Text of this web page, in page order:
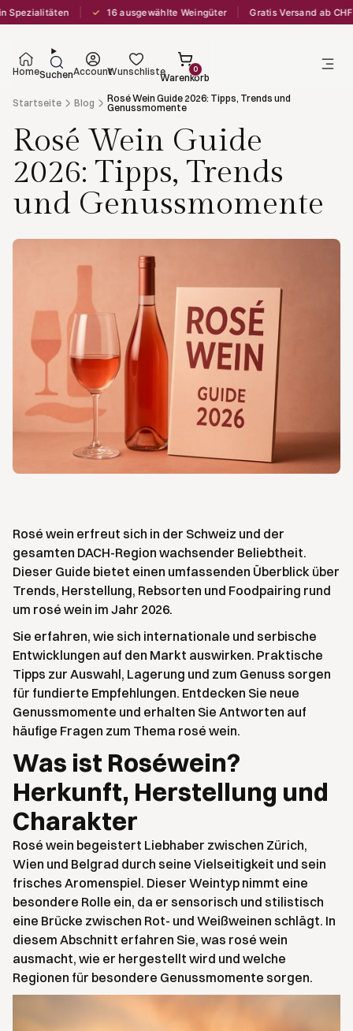
✓ 16 ausgewählte Weingüter Gratis Versand ab CHF 250
HomeSuchenAccountWunschliste 0
Warenkorb
Startseite Blog
Rosé Wein Guide 2026: Tipps, Trends und
Genussmomente
Rosé Wein Guide
2026: Tipps, Trends
und Genussmomente
Rosé wein erfreut sich in der Schweiz und der
gesamten DACH-Region wachsender Beliebtheit.
Dieser Guide bietet einen umfassenden Überblick über
Trends, Herstellung, Rebsorten und Foodpairing rund
um rosé wein im Jahr 2026.
Sie erfahren, wie sich internationale und serbische
Entwicklungen auf den Markt auswirken. Praktische
Tipps zur Auswahl, Lagerung und zum Genuss sorgen
für fundierte Empfehlungen. Entdecken Sie neue
Genussmomente und erhalten Sie Antworten auf
häufige Fragen zum Thema rosé wein.
Was ist Roséwein?
Herkunft, Herstellung und
Charakter
Rosé wein begeistert Liebhaber zwischen Zürich,
Wien und Belgrad durch seine Vielseitigkeit und sein
frisches Aromenspiel. Dieser Weintyp nimmt eine
besondere Rolle ein, da er sensorisch und stilistisch
eine Brücke zwischen Rot- und Weißweinen schlägt. In
diesem Abschnitt erfahren Sie, was rosé wein
ausmacht, wie er hergestellt wird und welche
Regionen für besondere Genussmomente sorgen.